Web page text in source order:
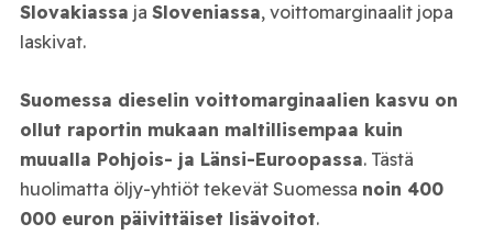
Slovakiassa ja Sloveniassa, voittomarginaalit jopa
laskivat.
Suomessa dieselin voittomarginaalien kasvu on
ollut raportin mukaan maltillisempaa kuin
muualla Pohjois- ja Länsi-Euroopassa. Tästä
huolimatta öljy-yhtiöt tekevät Suomessa noin 400
000 euron päivittäiset lisävoitot.